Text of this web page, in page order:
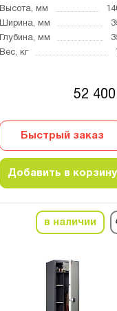
Высота, мм
Ширина, мм
Глубина, мм
Вес, кг
52 400
Быстрый заказ
Добавить в корзину
в наличии